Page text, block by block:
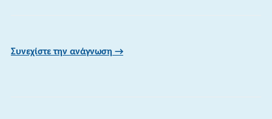
Συνεχίστε την ανάγνωση →